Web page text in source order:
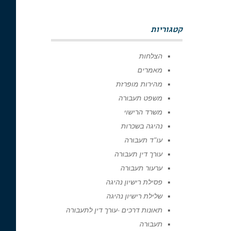
קטגוריות
הצלחות
מאמרים
מהירות מופרזת
משפט תעבורה
משרד הרישוי
נהיגה בשכרות
עו"ד תעבורה
עורך דין תעבורה
ערעור תעבורה
פסילת רישיון נהיגה
שלילת רישיון נהיגה
תאונות דרכים -עורך דין לתעבורה
תעבורה